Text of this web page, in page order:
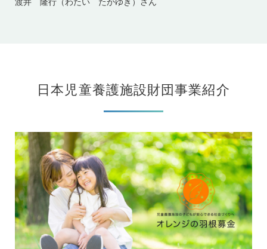
日本児童養護施設財団事業紹介